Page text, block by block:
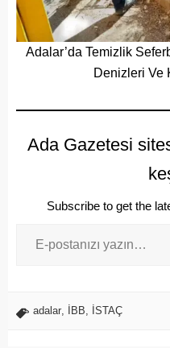
Adalar’da Temizlik
Denizleri Ve
Ada Gazetesi
Subscribe to get the
adalar, İBB, İSTAÇ